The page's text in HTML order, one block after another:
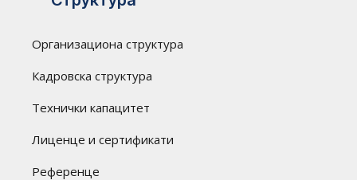
Организациона структура
Кадровска структура
Технички капацитет
Лиценце и сертификати
Референце